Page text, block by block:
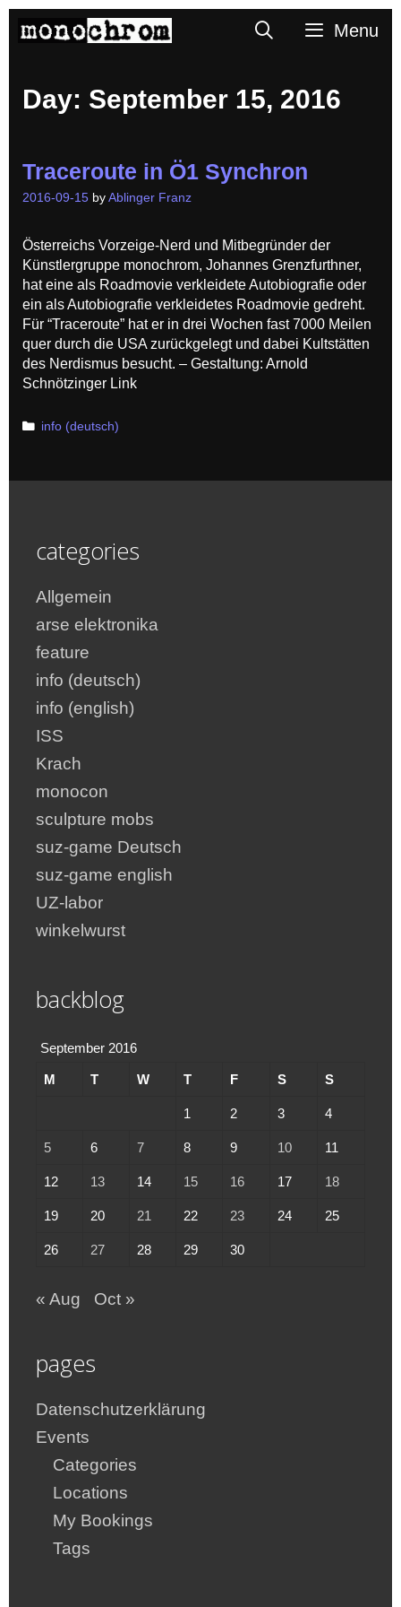
SearchMenu
Day: September 15, 2016
Traceroute in Ö1 Synchron
2016-09-15 by Ablinger Franz
Österreichs Vorzeige-Nerd und Mitbegründer der
Künstlergruppe monochrom, Johannes Grenzfurthner,
hat eine als Roadmovie verkleidete Autobiografie oder
ein als Autobiografie verkleidetes Roadmovie gedreht.
Für “Traceroute” hat er in drei Wochen fast 7000 Meilen
quer durch die USA zurückgelegt und dabei Kultstätten
des Nerdismus besucht. – Gestaltung: Arnold
Schnötzinger Link
Categories
info (deutsch)
categories
Allgemein
arse elektronika
feature
info (deutsch)
info (english)
ISS
Krach
monocon
sculpture mobs
suz-game Deutsch
suz-game english
UZ-labor
winkelwurst
backblog
September 2016
M T W T F S S
1 2 3 4
5 6 7 8 9 10 11
12 13 14 15 16 17 18
19 20 21 22 23 24 25
26 27 28 29 30
« Aug Oct »
pages
Datenschutzerklärung
Events
Categories
Locations
My Bookings
Tags